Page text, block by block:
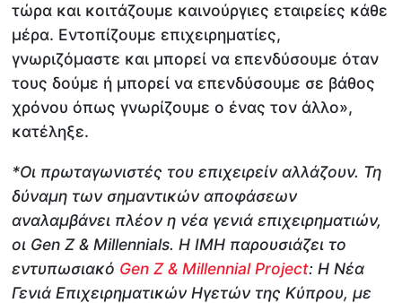
τώρα και κοιτάζουμε καινούργιες εταιρείες κάθε
μέρα. Εντοπίζουμε επιχειρηματίες,
γνωριζόμαστε και μπορεί να επενδύσουμε όταν
τους δούμε ή μπορεί να επενδύσουμε σε βάθος
χρόνου όπως γνωρίζουμε ο ένας τον άλλο»,
κατέληξε.
*Οι πρωταγωνιστές του επιχειρείν αλλάζουν. Τη
δύναμη των σημαντικών αποφάσεων
αναλαμβάνει πλέον η νέα γενιά επιχειρηματιών,
οι Gen Z & Millennials. Η IMH παρουσιάζει το
εντυπωσιακό Gen Z & Millennial Project: Η Νέα
Γενιά Επιχειρηματικών Ηγετών της Κύπρου, με